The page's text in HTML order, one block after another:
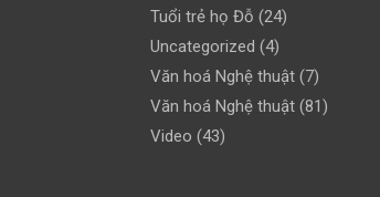
Tuổi trẻ họ Đỗ (24)
Uncategorized (4)
Văn hoá Nghệ thuật (7)
Văn hoá Nghệ thuật (81)
Video (43)